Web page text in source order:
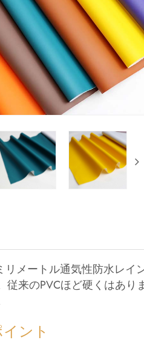
メートル通気性防水レイ
従来のPVCほど硬くはあ
ント